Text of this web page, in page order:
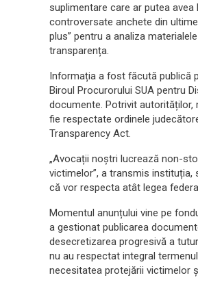
suplimentare care ar putea
controversate anchete din
plus” pentru a analiza
transparența.
Informația a fost făcută publică
Biroul Procurorului SUA pentru
documente. Potrivit
fie respectate ordinele
Transparency Act.
„Avocații noștri lucrează non-
victimelor”, a transmis instituția,
că vor respecta atât legea
Momentul anunțului vine pe
a gestionat publicarea
desecretizarea progresivă a
nu au respectat integral
necesitatea protejării victimelor